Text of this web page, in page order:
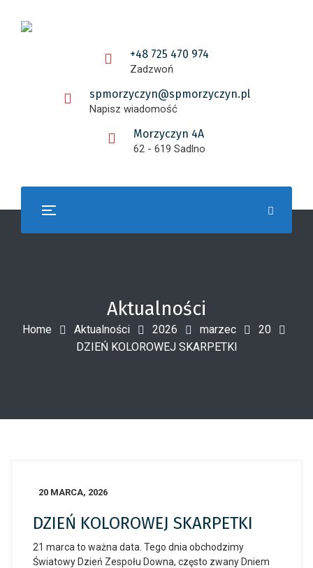
+48 725 470 974
Zadzwoń
spmorzyczyn@spmorzyczyn.pl
Napisz wiadomość
Morzyczyn 4A
62 - 619 Sadlno
Aktualności
Home Aktualności 2026 marzec
20
DZIEŃ KOLOROWEJ SKARPETKI
20 MARCA, 2026
DZIEŃ KOLOROWEJ SKARPETKI
21 marca to ważna data. Tego dnia obchodzimy
Światowy Dzień Zespołu Downa, często zwany Dniem